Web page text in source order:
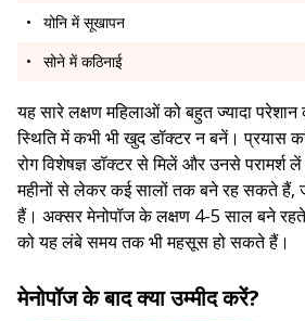
योनि में सूखापन
सोने में कठिनाई
यह सारे लक्षण महिलाओं को बहुत ज्यादा
स्थिति में कभी भी खुद डॉक्टर न बनें। प्रयास
रोग विशेषज्ञ डॉक्टर से मिलें और उनसे परामर्श
महीनों से लेकर कई सालों तक बने रह सकते हैं,
हैं। अक्सर मेनोपॉज के लक्षण 4-5 साल बने
को यह लंबे समय तक भी महसूस हो सकते हैं।
मेनोपॉज के बाद क्या उम्मीद करें?